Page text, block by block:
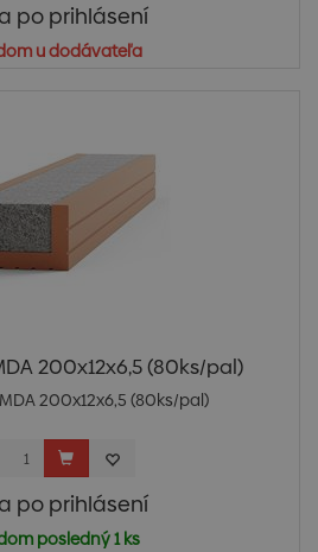
po prihlásení
u dodávateľa
200x12x6,5 (80ks/pal)
200x12x6,5 (80ks/pal)
po prihlásení
posledný 1 ks